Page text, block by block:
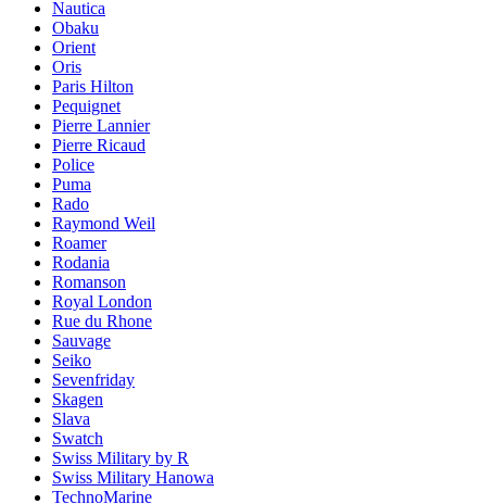
Nautica
Obaku
Orient
Oris
Paris Hilton
Pequignet
Pierre Lannier
Pierre Ricaud
Police
Puma
Rado
Raymond Weil
Roamer
Rodania
Romanson
Royal London
Rue du Rhone
Sauvage
Seiko
Sevenfriday
Skagen
Slava
Swatch
Swiss Military by R
Swiss Military Hanowa
TechnoMarine